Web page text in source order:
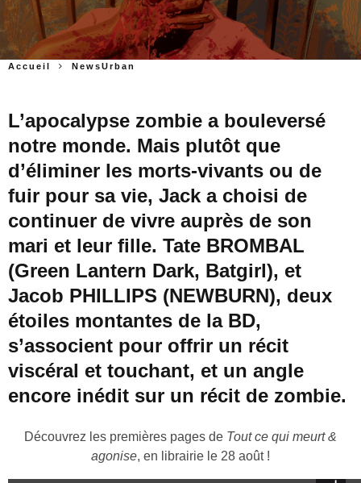
Accueil NewsUrban
L’apocalypse zombie a bouleversé
notre monde. Mais plutôt que
d’éliminer les morts-vivants ou de
fuir pour sa vie, Jack a choisi de
continuer de vivre auprès de son
mari et leur fille. Tate BROMBAL
(Green Lantern Dark, Batgirl), et
Jacob PHILLIPS (NEWBURN), deux
étoiles montantes de la BD,
s’associent pour offrir un récit
viscéral et touchant, et un angle
encore inédit sur un récit de zombie.
Découvrez les premières pages de Tout ce qui meurt &
agonise, en librairie le 28 août !